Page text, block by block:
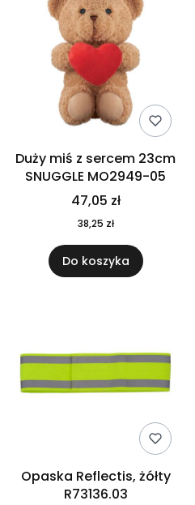
Duży miś z sercem 23cm
SNUGGLE MO2949-05
47,05 zł
38,25 zł
Do koszyka
Opaska Reflectis, żółty
R73136.03